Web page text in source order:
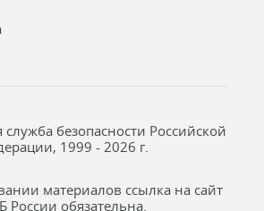
безопасности Российской
1999 - 2026 г.
материалов ссылка на сайт
России обязательна.